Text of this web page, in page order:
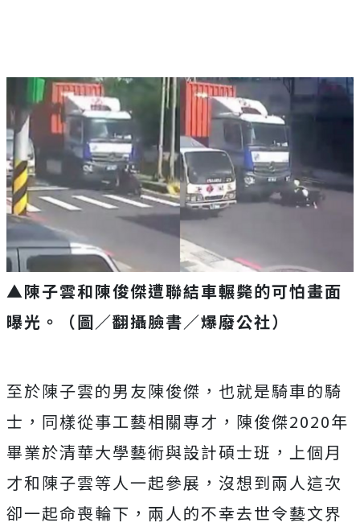
▲陳子雲和陳俊傑遭聯結車輾斃的可怕畫面
曝光。（圖／翻攝臉書／爆廢公社）
至於陳子雲的男友陳俊傑，也就是騎車的騎
士，同樣從事工藝相關專才，陳俊傑2020年
畢業於清華大學藝術與設計碩士班，上個月
才和陳子雲等人一起參展，沒想到兩人這次
卻一起命喪輪下，兩人的不幸去世令藝文界